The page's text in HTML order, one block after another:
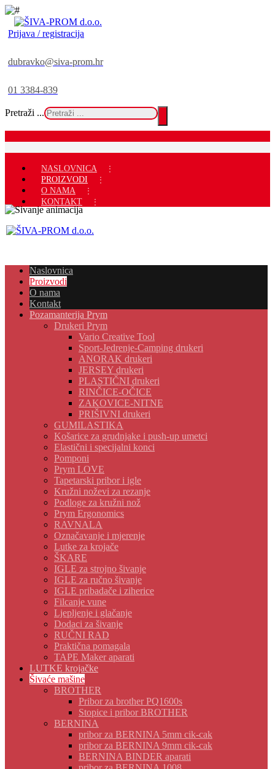
Prijava / registracija
dubravko@siva-prom.hr
01 3384-839
Pretraži ...
NASLOVNICA
PROIZVODI
O NAMA
KONTAKT
Naslovnica
Proizvodi
O nama
Kontakt
Pozamanterija Prym
Drukeri Prym
Vario Creative Tool
Sport-Jedrenje-Camping drukeri
ANORAK drukeri
JERSEY drukeri
PLASTIČNI drukeri
RINČICE-OČICE
ZAKOVICE-NITNE
PRIŠIVNI drukeri
GUMILASTIKA
Košarice za grudnjake i push-up umetci
Elastični i specijalni konci
Pomponi
Prym LOVE
Tapetarski pribor i igle
Kružni noževi za rezanje
Podloge za kružni nož
Prym Ergonomics
RAVNALA
Označavanje i mjerenje
Lutke za krojače
ŠKARE
IGLE za strojno šivanje
IGLE za ručno šivanje
IGLE pribadače i ziherice
Filcanje vune
Ljepljenje i glačanje
Dodaci za šivanje
RUČNI RAD
Praktična pomagala
TAPE Maker aparati
LUTKE krojačke
Šivaće mašine
BROTHER
Pribor za brother PQ1600s
Stopice i pribor BROTHER
BERNINA
pribor za BERNINA 5mm cik-cak
pribor za BERNINA 9mm cik-cak
BERNINA BINDER aparati